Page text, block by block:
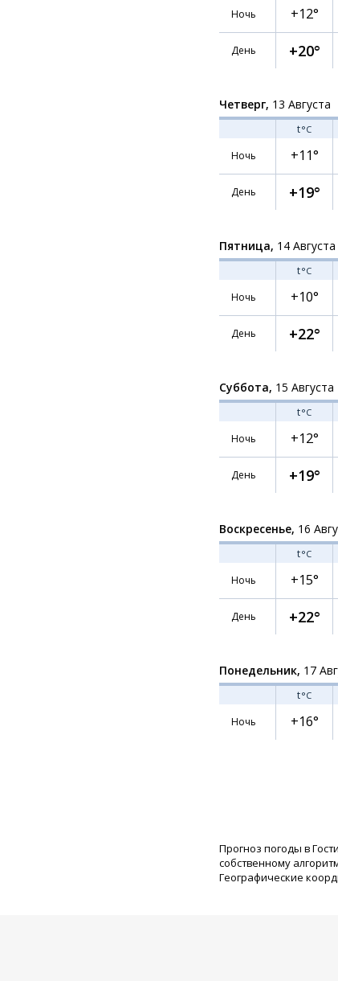
Ночь
+12°
День +20°
Четверг, 13 Августа
t°C
Ночь
+11°
День +19°
Пятница, 14 Августа
t°C
Ночь
+10°
День +22°
Суббота, 15 Августа
t°C
Ночь
+12°
День +19°
Воскресенье, 16
t°C
Ночь
+15°
День +22°
Понедельник, 17
t°C
Ночь
+16°
Прогноз погоды в
собственному
Географические